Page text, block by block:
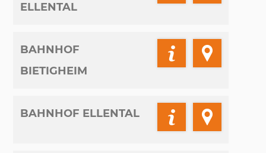
ELLENTAL
BAHNHOF
BIETIGHEIM
BAHNHOF ELLENTAL